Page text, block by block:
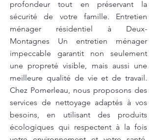
profondeur tout en préservant la
sécurité de votre famille. Entretien
ménager résidentiel à Deux-
Montagnes Un entretien ménager
impeccable garantit non seulement
une propreté visible, mais aussi une
meilleure qualité de vie et de travail.
Chez Pomerleau, nous proposons des
services de nettoyage adaptés à vos
besoins, en utilisant des produits
écologiques qui respectent à la fois